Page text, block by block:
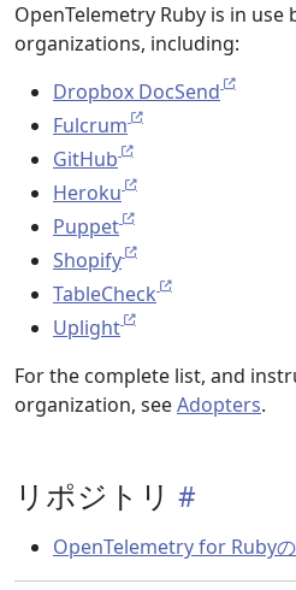
OpenTelemetry Ruby is in use
organizations, including:
Dropbox DocSend
Fulcrum
GitHub
Heroku
Puppet
Shopify
TableCheck
Uplight
For the complete list, and
organization, seeAdopters.
リポジトリ
OpenTelemetry for Rubyの